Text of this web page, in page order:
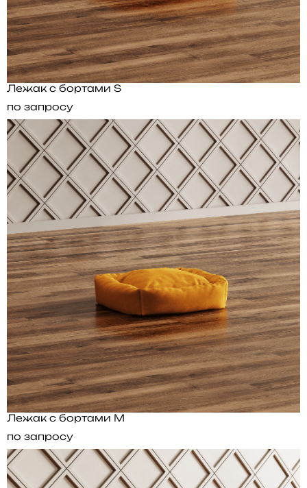
Лежак с бортами S
по запросу
Лежак с бортами M
по запросу